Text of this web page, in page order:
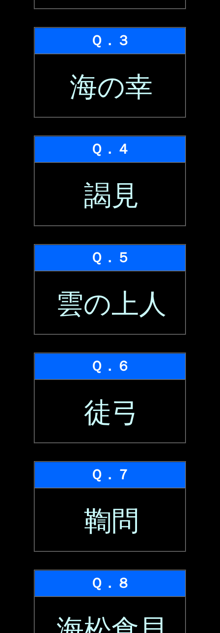
Ｑ．３
海の幸
Ｑ．４
謁見
Ｑ．５
雲の上人
Ｑ．６
徒弓
Ｑ．７
鞫問
Ｑ．８